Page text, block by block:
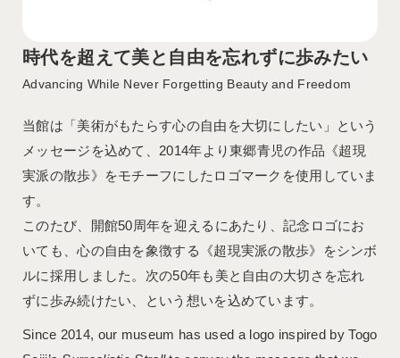
時代を超えて美と自由を忘れずに歩みたい
Advancing While Never Forgetting Beauty and Freedom
当館は「美術がもたらす心の自由を大切にしたい」という
メッセージを込めて、2014年より東郷青児の作品《超現
実派の散歩》をモチーフにしたロゴマークを使用していま
す。
このたび、開館50周年を迎えるにあたり、記念ロゴにお
いても、心の自由を象徴する《超現実派の散歩》をシンボ
ルに採用しました。次の50年も美と自由の大切さを忘れ
ずに歩み続けたい、という想いを込めています。
Since 2014, our museum has used a logo inspired by Togo